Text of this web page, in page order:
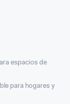
espacios de
para hogares y